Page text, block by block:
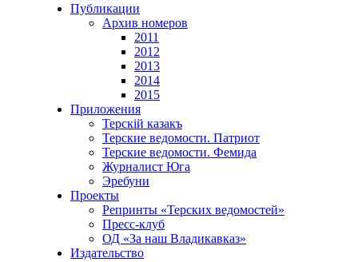
Публикации
Архив номеров
2011
2012
2013
2014
2015
Приложения
Терскiй казакъ
Терские ведомости. Патриот
Терские ведомости. Фемида
Журналист Юга
Эребуни
Проекты
Репринты «Терских ведомостей»
Пресс-клуб
ОД «За наш Владикавказ»
Издательство